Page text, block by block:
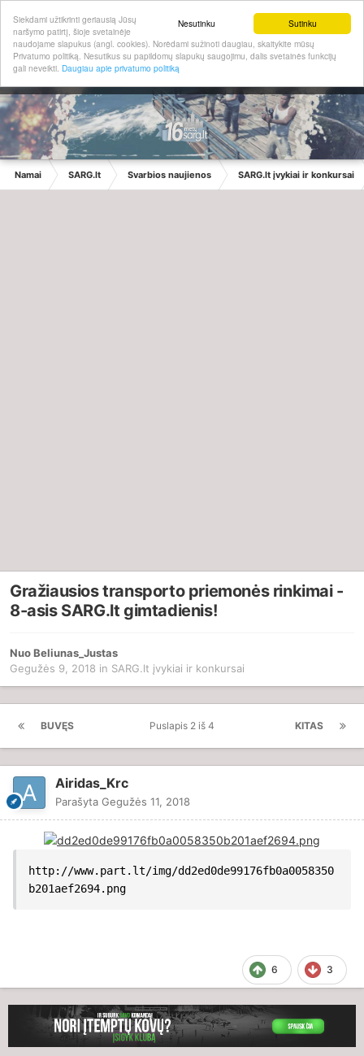
Sutinku
Nesutinku
Siekdami užtikrinti geriausią Jūsų
naršymo patirtį, šioje svetainėje
naudojame slapukus (angl. cookies). Norėdami sužinoti daugiau, skaitykite mūsų
Privatumo politiką. Nesutikus su papildomų slapukų saugojimu, dalis svetainės funkcijų
gali neveikti. Daugiau apie privatumo politiką
Namai SARG.lt Svarbios naujienos SARG.lt įvykiai ir konkursai
Gražiausios transporto priemonės rinkimai -
8-asis SARG.lt gimtadienis!
NuoBeliunas_Justas
Gegužės 9, 2018 in SARG.lt įvykiai ir konkursai
BUVĘS KITAS
Puslapis 2 iš 4
Airidas_Krc
Parašyta Gegužės 11, 2018
http://www.part.lt/img/dd2ed0de99176fb0a0058350
b201aef2694.png
6 3